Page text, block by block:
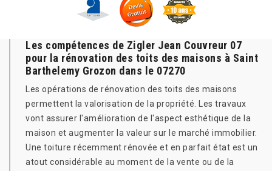
Les compétences de Zigler Jean Couvreur 07
pour la rénovation des toits des maisons à Saint
Barthelemy Grozon dans le 07270
Les opérations de rénovation des toits des maisons
permettent la valorisation de la propriété. Les travaux
vont assurer l'amélioration de l'aspect esthétique de la
maison et augmenter la valeur sur le marché immobilier.
Une toiture récemment rénovée et en parfait état est un
atout considérable au moment de la vente ou de la